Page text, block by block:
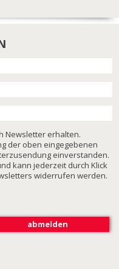
Newsletter erhalten.
der oben eingegebenen
einverstanden.
kann jederzeit durch Klick
widerrufen werden.